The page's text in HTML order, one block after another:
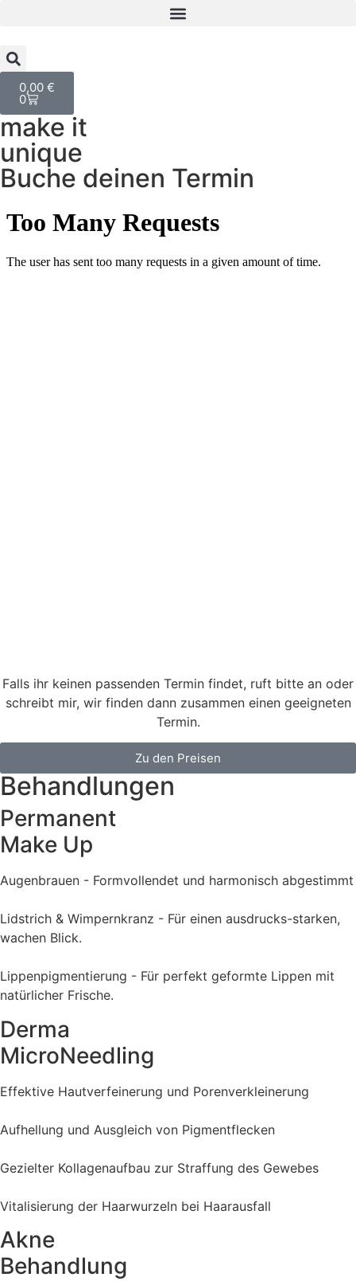
0,00 €
0
make it
unique
Buche deinen Termin
Falls ihr keinen passenden Termin findet, ruft bitte an oder
schreibt mir, wir finden dann zusammen einen geeigneten
Termin.
Zu den Preisen
Behandlungen
Permanent
Make Up
Augenbrauen - Formvollendet und harmonisch abgestimmt
Lidstrich & Wimpernkranz - Für einen ausdrucks-starken,
wachen Blick.
Lippenpigmentierung - Für perfekt geformte Lippen mit
natürlicher Frische.
Derma
MicroNeedling
Effektive Hautverfeinerung und Porenverkleinerung
Aufhellung und Ausgleich von Pigmentflecken
Gezielter Kollagenaufbau zur Straffung des Gewebes
Vitalisierung der Haarwurzeln bei Haarausfall
Akne
Behandlung